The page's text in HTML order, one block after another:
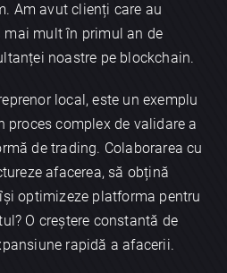
Am avut clienți care au
mult în primul an de
noastre pe blockchain.
local, este un exemplu
proces complex de validare a
de trading. Colaborarea cu
afacerea, să obțină
optimizeze platforma pentru
O creștere constantă de
rapidă a afacerii.